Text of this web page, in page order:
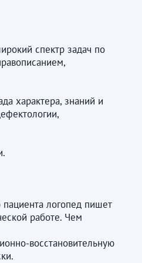
спектр задач по
характера, знаний и
логопед пишет
работе. Чем
восстановительную